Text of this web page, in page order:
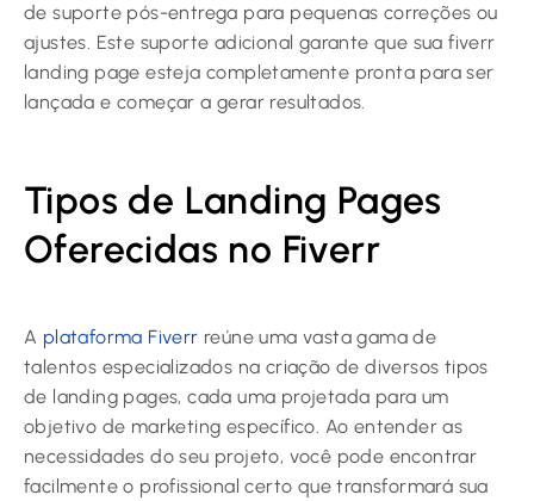
de suporte pós-entrega para pequenas correções ou
ajustes. Este suporte adicional garante que sua fiverr
landing page esteja completamente pronta para ser
lançada e começar a gerar resultados.
Tipos de Landing Pages
Oferecidas no Fiverr
A plataforma Fiverr reúne uma vasta gama de
talentos especializados na criação de diversos tipos
de landing pages, cada uma projetada para um
objetivo de marketing específico. Ao entender as
necessidades do seu projeto, você pode encontrar
facilmente o profissional certo que transformará sua